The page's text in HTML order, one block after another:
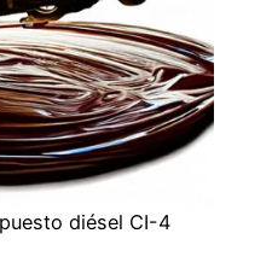
diésel CI-4